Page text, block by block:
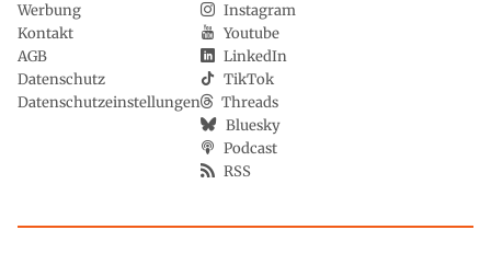
Werbung
Kontakt
AGB
Datenschutz
Datenschutzeinstellungen
Instagram
Youtube
LinkedIn
TikTok
Threads
Bluesky
Podcast
RSS